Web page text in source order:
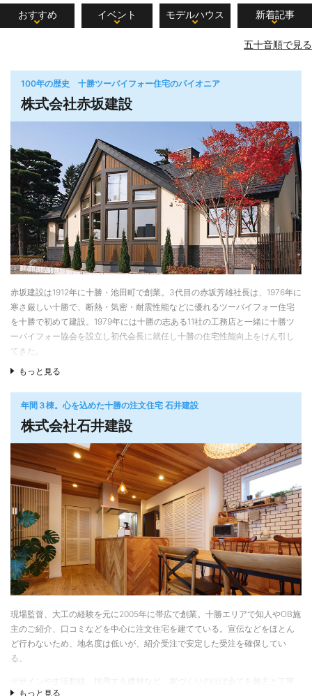
おすすめ イベント モデルハウス 新着記事
五十音順で見る
100年の歴史 十勝ツーバイフォー住宅のパイオニア
株式会社赤坂建設
赤坂建設は1912年に十勝・池田町で創業。3代目の赤坂芳雄社長は、1976年に
寒さ厳しい十勝で、断熱・気密・耐震性能などに優れるツーバイフォー住宅
を十勝で初めて建設。1979年には十勝の志ある11社の工務店と一緒に十勝ツ
ーバイフォー協会を設立し初代会長に就任し十勝の住宅性能向上をけん引し
てきた。
現在は6代目、赤坂正社長のもと、住宅性能の向上に加え、住まいのデザイ
して地域貢献にも積極的に取り組んでいる。
もっと見る
年間３棟。心を込めた十勝の注文住宅 石井建設
株式会社石井建設
現場監督、大工の経験を元に2005年に帯広で創業。十勝エリアで知人やOB施
主のご紹介、口コミなどを中心に注文住宅を建てている。宣伝などをほとん
ど行わないため、地名度は低いが、紹介受注で安定した受注を確保してい
る。
もっと見る